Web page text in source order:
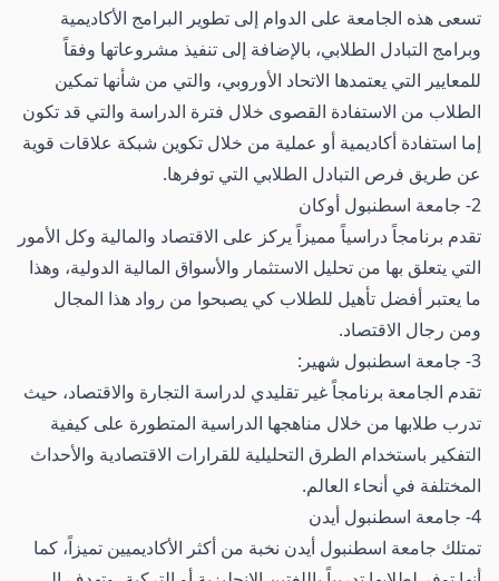
تسعى هذه الجامعة على الدوام إلى تطوير البرامج الأكاديمية
وبرامج التبادل الطلابي، بالإضافة إلى تنفيذ مشروعاتها وفقاً
للمعايير التي يعتمدها الاتحاد الأوروبي، والتي من شأنها تمكين
الطلاب من الاستفادة القصوى خلال فترة الدراسة والتي قد تكون
إما استفادة أكاديمية أو عملية من خلال تكوين شبكة علاقات قوية
عن طريق فرص التبادل الطلابي التي توفرها.
2- جامعة اسطنبول أوكان
تقدم برنامجاً دراسياً مميزاً يركز على الاقتصاد والمالية وكل الأمور
التي يتعلق بها من تحليل الاستثمار والأسواق المالية الدولية، وهذا
ما يعتبر أفضل تأهيل للطلاب كي يصبحوا من رواد هذا المجال
ومن رجال الاقتصاد.
3- جامعة اسطنبول شهير:
تقدم الجامعة برنامجاً غير تقليدي لدراسة التجارة والاقتصاد، حيث
تدرب طلابها من خلال مناهجها الدراسية المتطورة على كيفية
التفكير باستخدام الطرق التحليلية للقرارات الاقتصادية والأحداث
المختلفة في أنحاء العالم.
4- جامعة اسطنبول أيدن
تمتلك جامعة اسطنبول أيدن نخبة من أكثر الأكاديميين تميزاً، كما